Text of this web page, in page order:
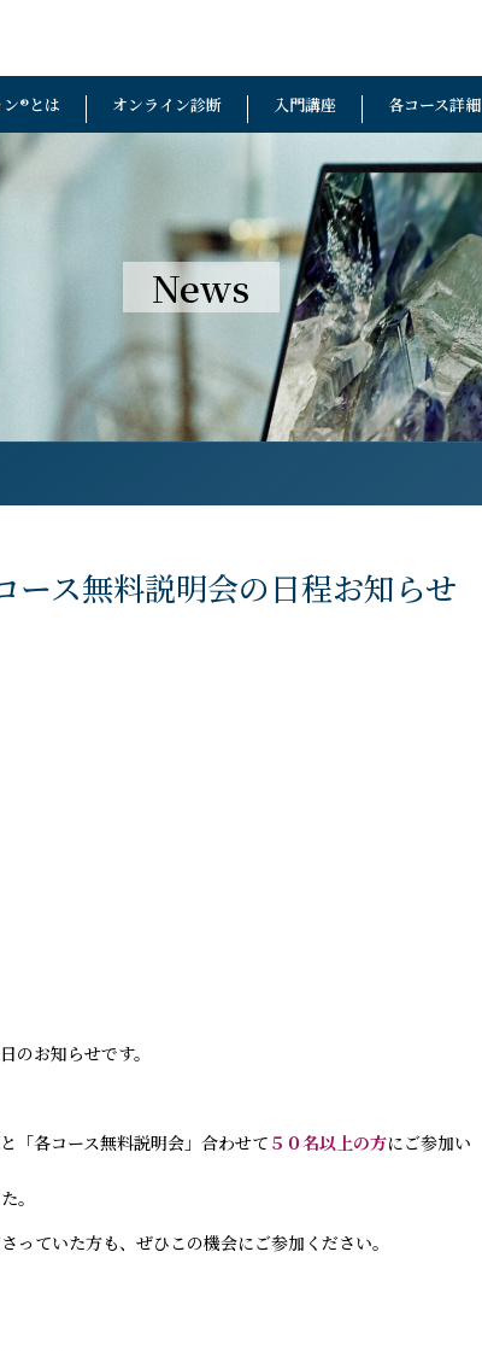
®︎とは オンライン診断 入門講座 各コース詳細
News
ース無料説明会の日程お知らせ
のお知らせです。
「各コース無料説明会」合わせて ５０名以上の方にご参加い
。
ていた方も、ぜひこの機会にご参加ください。